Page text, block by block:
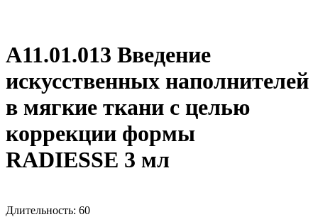
А11.01.013 Введение
искусственных наполнителей
в мягкие ткани с целью
коррекции формы
RADIESSE 3 мл
Длительность: 60